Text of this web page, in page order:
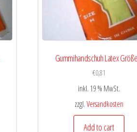
Gummihandschuh Latex
€0,81
inkl. 19 % MwSt.
zzgl.Versandkosten
Add to cart